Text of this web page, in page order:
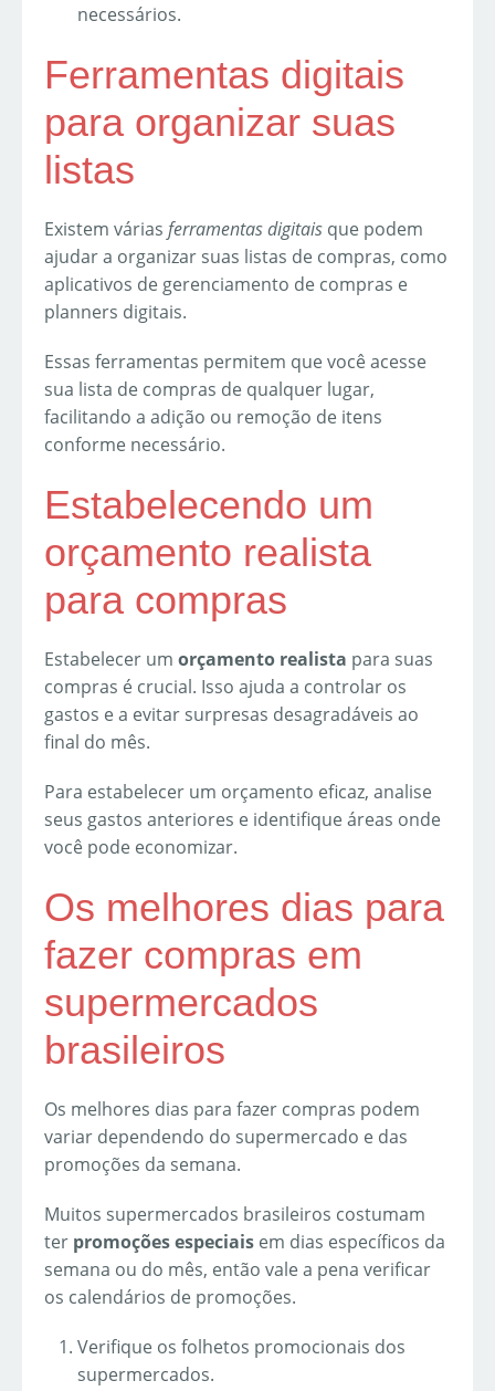
necessários.
Ferramentas digitais
para organizar suas
listas
Existem várias ferramentas digitais que podem
ajudar a organizar suas listas de compras, como
aplicativos de gerenciamento de compras e
planners digitais.
Essas ferramentas permitem que você acesse
sua lista de compras de qualquer lugar,
facilitando a adição ou remoção de itens
conforme necessário.
Estabelecendo um
orçamento realista
para compras
Estabelecer um orçamento realista para suas
compras é crucial. Isso ajuda a controlar os
gastos e a evitar surpresas desagradáveis ao
final do mês.
Para estabelecer um orçamento eficaz, analise
seus gastos anteriores e identifique áreas onde
você pode economizar.
Os melhores dias para
fazer compras em
supermercados
brasileiros
Os melhores dias para fazer compras podem
variar dependendo do supermercado e das
promoções da semana.
Muitos supermercados brasileiros costumam
ter promoções especiais em dias específicos da
semana ou do mês, então vale a pena verificar
os calendários de promoções.
Verifique os folhetos promocionais dos
supermercados.